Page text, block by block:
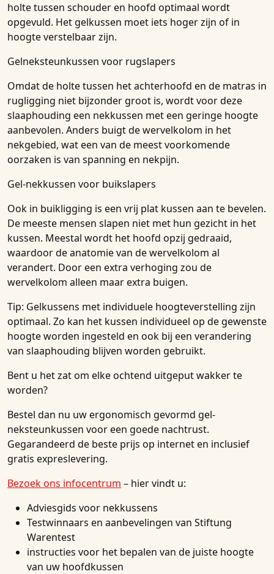
holte tussen schouder en hoofd optimaal wordt
opgevuld. Het gelkussen moet iets hoger zijn of in
hoogte verstelbaar zijn.
Gelneksteunkussen voor rugslapers
Omdat de holte tussen het achterhoofd en de matras in
rugligging niet bijzonder groot is, wordt voor deze
slaaphouding een nekkussen met een geringe hoogte
aanbevolen. Anders buigt de wervelkolom in het
nekgebied, wat een van de meest voorkomende
oorzaken is van spanning en nekpijn.
Gel-nekkussen voor buikslapers
Ook in buikligging is een vrij plat kussen aan te bevelen.
De meeste mensen slapen niet met hun gezicht in het
kussen. Meestal wordt het hoofd opzij gedraaid,
waardoor de anatomie van de wervelkolom al
verandert. Door een extra verhoging zou de
wervelkolom alleen maar extra buigen.
Tip: Gelkussens met individuele hoogteverstelling zijn
optimaal. Zo kan het kussen individueel op de gewenste
hoogte worden ingesteld en ook bij een verandering
van slaaphouding blijven worden gebruikt.
Bent u het zat om elke ochtend uitgeput wakker te
worden?
Bestel dan nu uw ergonomisch gevormd gel-
neksteunkussen voor een goede nachtrust.
Gegarandeerd de beste prijs op internet en inclusief
gratis expreslevering.
Bezoek ons infocentrum – hier vindt u:
Adviesgids voor nekkussens
Testwinnaars en aanbevelingen van Stiftung
Warentest
instructies voor het bepalen van de juiste hoogte
van uw hoofdkussen